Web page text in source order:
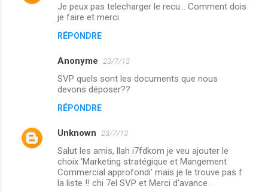
Je peux pas telecharger le recu... Comment dois
je faire et merci
RÉPONDRE
Anonyme 23/7/13
SVP quels sont les documents que nous
devons déposer??
RÉPONDRE
Unknown 23/7/13
Salut les amis, llah i7fdkom je veu ajouter le
choix 'Marketing stratégique et Mangement
Commercial approfondi' mais je le trouve pas f
la liste !! chi 7el SVP et Merci d'avance .